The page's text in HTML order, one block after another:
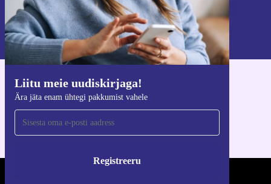
Liitu meie uudiskirjaga!
Ära jäta enam ühtegi pakkumist vahele
Registreeru
Registreeru
Teavet isikuandmete kasutamise kohta leiate meie
privaatsuspoliitikast.
Hangi refurbed rakendus
iOS-i ja Androidi jaoks